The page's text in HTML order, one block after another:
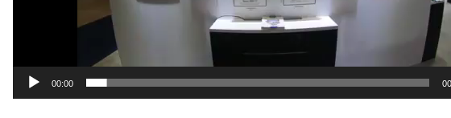
00:00